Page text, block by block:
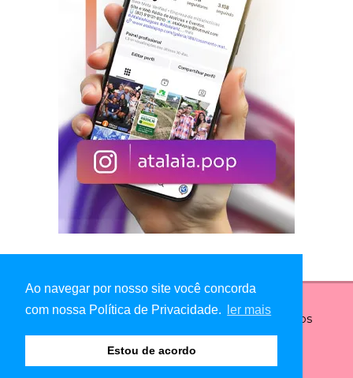
Ao navegar por nosso site você concorda
com nossa Política de Privacidade.
ler mais
Estou de acordo
© Copyright 2026 - Atalaia Pop - Todos os direitos
reservados